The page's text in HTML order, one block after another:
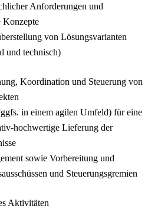
Anforderungen und
Konzepte
von Lösungsvarianten
und technisch)
Koordination und Steuerung von
in einem agilen Umfeld) für eine
hochwertige Lieferung der
sowie Vorbereitung und
und Steuerungsgremien
Aktivitäten